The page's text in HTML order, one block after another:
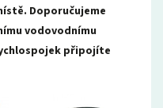
Doporučujeme
vodovodnímu
připojíte